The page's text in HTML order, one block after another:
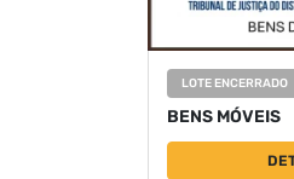
LOTE ENCERRADO
BENS MÓVEIS